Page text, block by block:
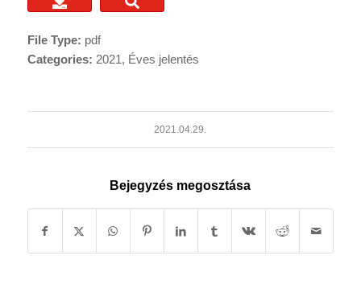
File Type: pdf
Categories: 2021, Éves jelentés
2021.04.29.
Bejegyzés megosztása